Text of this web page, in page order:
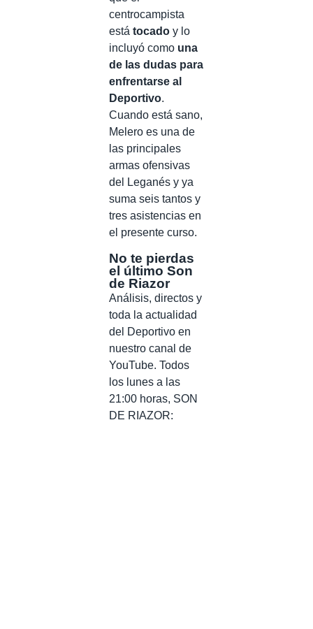
centrocampista
está tocado y lo
incluyó como una
de las dudas para
enfrentarse al
Deportivo.
Cuando está sano,
Melero es una de
las principales
armas ofensivas
del Leganés y ya
suma seis tantos y
tres asistencias en
el presente curso.
No te pierdas
el último Son
de Riazor
Análisis, directos y
toda la actualidad
del Deportivo en
nuestro canal de
YouTube. Todos
los lunes a las
21:00 horas, SON
DE RIAZOR: